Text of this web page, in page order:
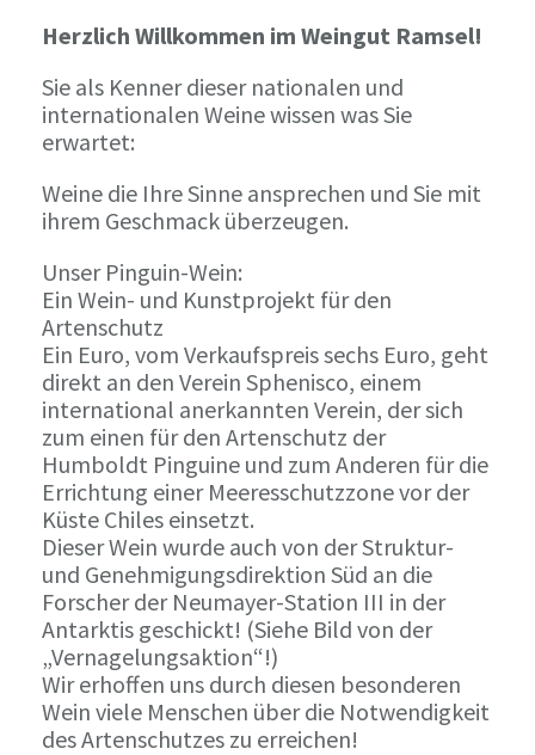
Herzlich Willkommen im Weingut Ramsel!
Sie als Kenner dieser nationalen und
internationalen Weine wissen was Sie
erwartet:
Weine die Ihre Sinne ansprechen und Sie mit
ihrem Geschmack überzeugen.
Unser Pinguin-Wein:
Ein Wein- und Kunstprojekt für den
Artenschutz
Ein Euro, vom Verkaufspreis sechs Euro, geht
direkt an den Verein Sphenisco, einem
international anerkannten Verein, der sich
zum einen für den Artenschutz der
Humboldt Pinguine und zum Anderen für die
Errichtung einer Meeresschutzzone vor der
Küste Chiles einsetzt.
Dieser Wein wurde auch von der Struktur-
und Genehmigungsdirektion Süd an die
Forscher der Neumayer-Station III in der
Antarktis geschickt! (Siehe Bild von der
„Vernagelungsaktion“!)
Wir erhoffen uns durch diesen besonderen
Wein viele Menschen über die Notwendigkeit
des Artenschutzes zu erreichen!